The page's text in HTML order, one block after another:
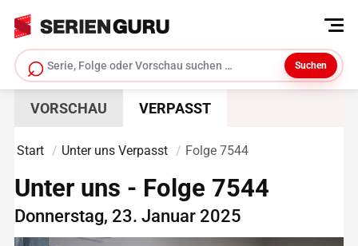
⌕
Serie suchen
Suchen
VORSCHAU VERPASST
Start Unter uns Verpasst Folge 7544
Unter uns - Folge 7544
Donnerstag, 23. Januar 2025